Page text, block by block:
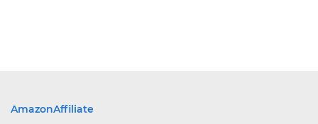
AmazonAffiliate